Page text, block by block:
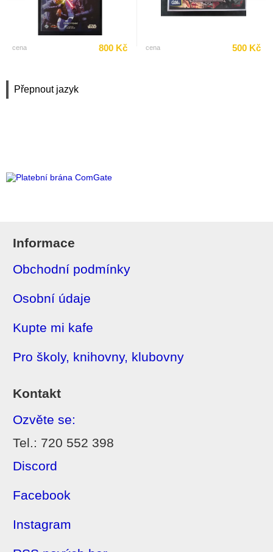
Přepnout jazyk
cena 800 Kč cena 500 Kč
Informace
Obchodní podmínky
Osobní údaje
Kupte mi kafe
Pro školy, knihovny, klubovny
Kontakt
Ozvěte se:
Tel.: 720 552 398
Discord
Facebook
Instagram